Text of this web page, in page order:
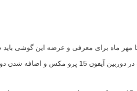
نظر می‌رسد تا مهر ماه برای معرفی و عرضه این